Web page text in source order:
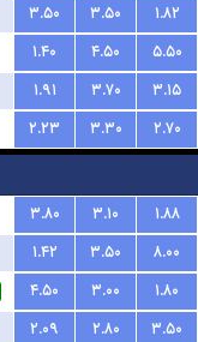
۳.۵۰ ۳.۵۰
۱.۸۲
۱.۴۰ ۴.۵۰
۵.۵۰
۱.۹۱ ۳.۷۰
۳.۱۵
۲.۲۳ ۳.۳۰
۲.۷۰
۳.۸۰ ۳.۱۰
۱.۸۸
۱.۴۲ ۳.۵۰
۸.۰۰
۴.۵۰ ۳.۰۰
۱.۸۰
۲.۰۹ ۲.۸۰
۳.۵۰